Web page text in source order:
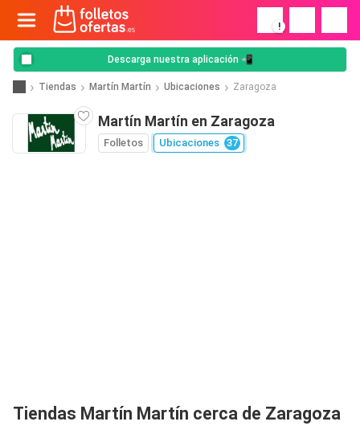
!
Descarga nuestra aplicación 📲
Tiendas Martín Martín Ubicaciones Zaragoza
Martín Martín en Zaragoza
Folletos Ubicaciones 37
Tiendas Martín Martín cerca de Zaragoza